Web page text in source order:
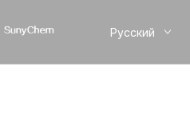
Pусский